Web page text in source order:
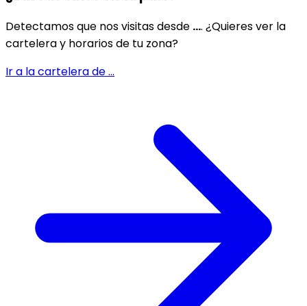
Detectamos que nos visitas desde .... ¿Quieres ver la
cartelera y horarios de tu zona?
Ir a la cartelera de...